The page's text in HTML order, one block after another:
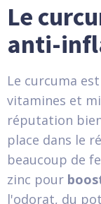
Le
anti-
Le curcuma
vitamines et
réputation
place dans le
beaucoup de
zinc pour
l'odorat, du